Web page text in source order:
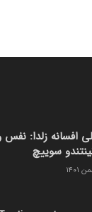
افسانه زلدا:
سوییچ